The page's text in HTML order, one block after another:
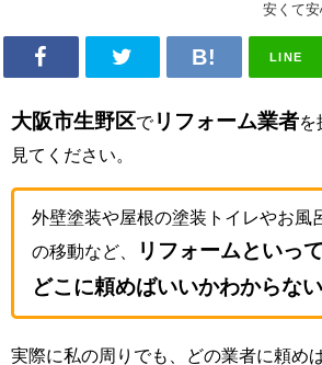
安くて安
LINE
大阪市生野区でリフォーム業者を
見てください。
外壁塗装や屋根の塗装トイレやお風
の移動など、
リフォームといっ
どこに頼めばいいかわからない
実際に私の周りでも、どの業者に頼め